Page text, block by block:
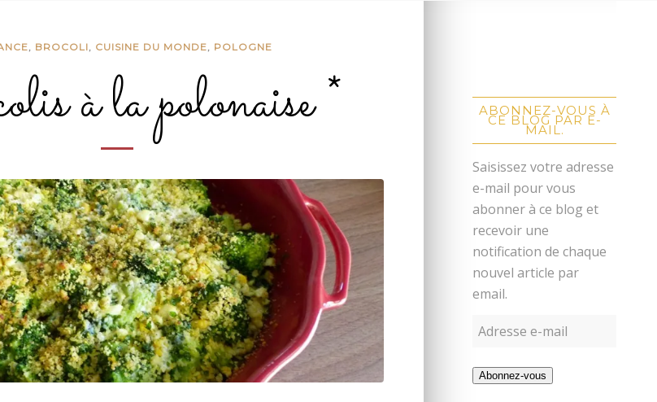
, BROCOLI, CUISINE DU MONDE, POLOGNE
à la polonaise * ABONNEZ-VOUS À
CE BLOG PAR E-
MAIL.
Saisissez votre adresse
e-mail pour vous
abonner à ce blog et
recevoir une
notification de chaque
nouvel article par
email.
Abonnez-vous